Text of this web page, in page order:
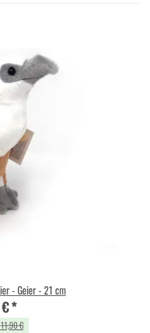
- Geier - 21 cm
*
11,90 €